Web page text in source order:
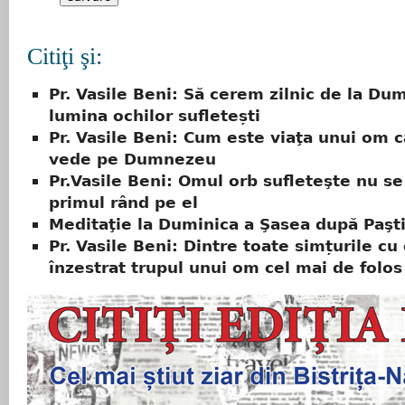
Citiţi şi:
Pr. Vasile Beni: Să cerem zilnic de la
lumina ochilor sufletești
Pr. Vasile Beni: Cum este viaţa unui om
vede pe Dumnezeu
Pr.Vasile Beni: Omul orb sufleteşte nu
primul rând pe el
Meditaţie la Duminica a Şasea după Paşti
Pr. Vasile Beni: Dintre toate simțurile cu
înzestrat trupul unui om cel mai de